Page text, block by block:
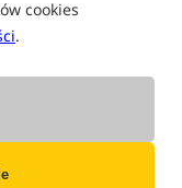
cookies
.